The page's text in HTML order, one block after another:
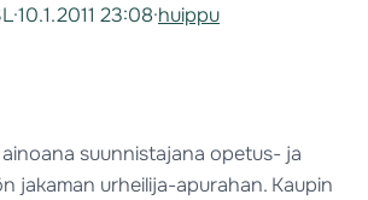
·10.1.2011 23:08·huippu
suunnistajana opetus- ja
jakaman urheilija-apurahan. Kaupin